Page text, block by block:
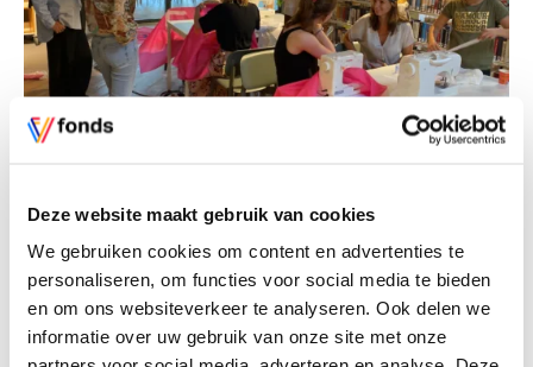
Deze website maakt gebruik van cookies
We gebruiken cookies om content en advertenties te
personaliseren, om functies voor social media te bieden
en om ons websiteverkeer te analyseren. Ook delen we
informatie over uw gebruik van onze site met onze